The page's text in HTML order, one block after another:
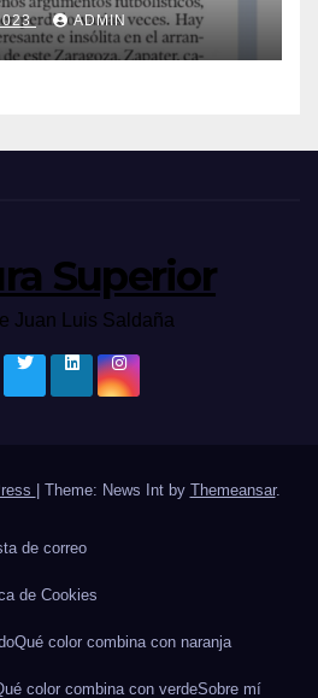
ADMIN
Superior
Juan Luis Saldaña
Theme: News Int by Themeansar.
de correo
de Cookies
Qué color combina con naranja
color combina con verdeSobre mí